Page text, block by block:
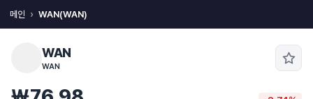
메인 WAN(WAN)
WAN
WAN